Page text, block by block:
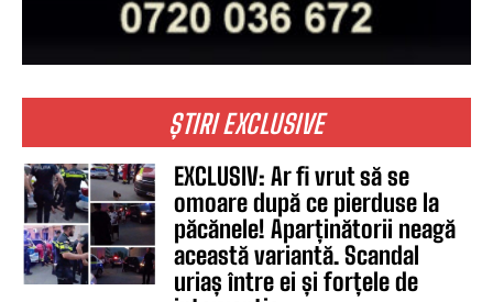
ȘTIRI EXCLUSIVE
EXCLUSIV: Ar fi vrut să se
omoare după ce pierduse la
păcănele! Aparținătorii neagă
această variantă. Scandal
uriaș între ei și forțele de